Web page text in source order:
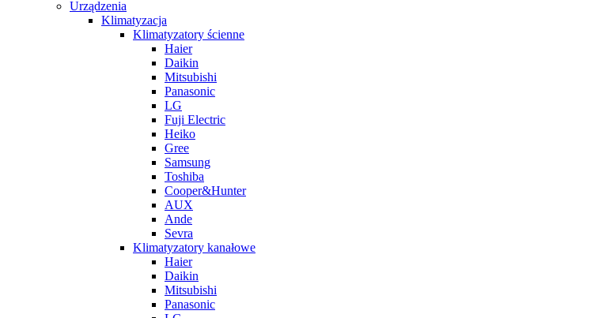
Urządzenia
Klimatyzacja
Klimatyzatory ścienne
Haier
Daikin
Mitsubishi
Panasonic
LG
Fuji Electric
Heiko
Gree
Samsung
Toshiba
Cooper&Hunter
AUX
Ande
Sevra
Klimatyzatory kanałowe
Haier
Daikin
Mitsubishi
Panasonic